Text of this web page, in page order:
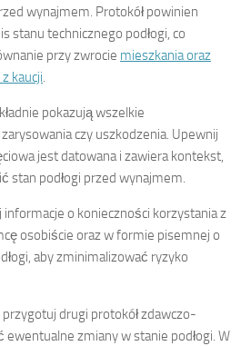
wynajmem. Protokół powinien
stanu technicznego podłogi, co
przy zwrocie mieszkania oraz
kaucji.
pokazują wszelkie
czy uszkodzenia. Upewnij
jest datowana i zawiera kontekst,
stan podłogi przed wynajmem.
o konieczności korzystania z
osobiście oraz w formie pisemnej o
aby zminimalizować ryzyko
drugi protokół zdawczo-
zmiany w stanie podłogi. W